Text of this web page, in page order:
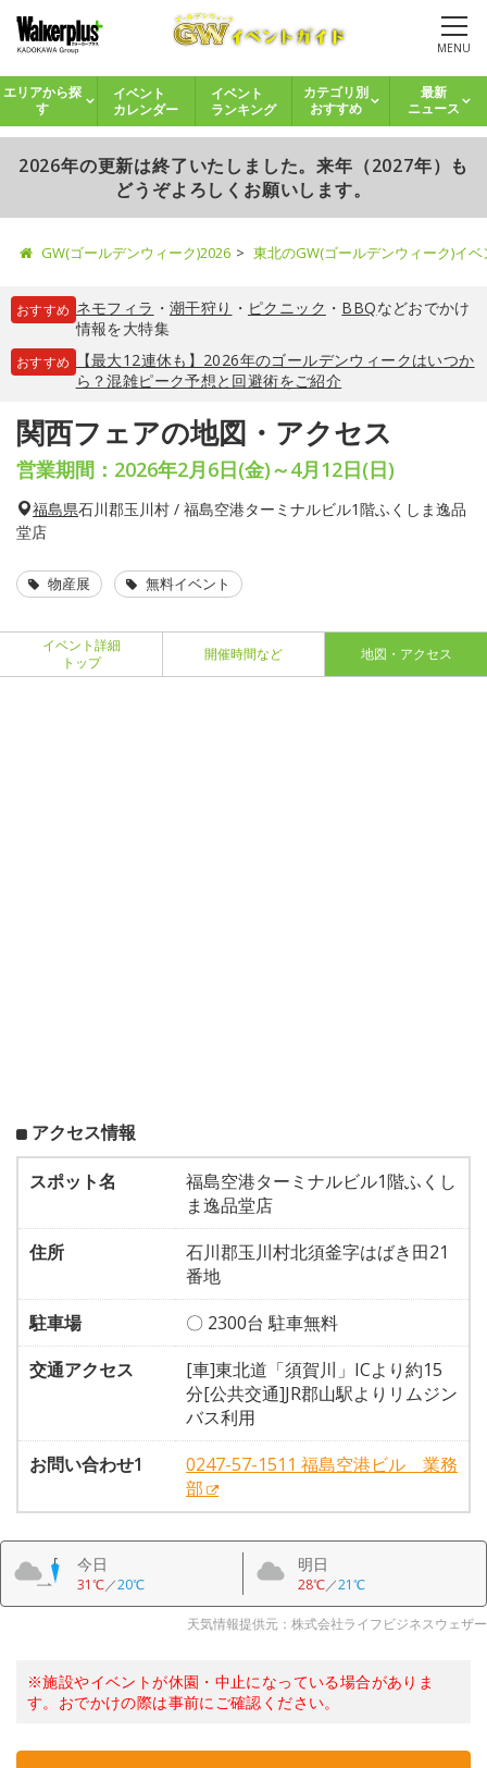
MENU
エリアから探
す
イベント
カレンダー
イベント
ランキング
カテゴリ別
おすすめ
最新
ニュース
2026年の更新は終了いたしました。来年（2027年）も
どうぞよろしくお願いします。
GW(ゴールデンウィーク)2026 東北のGW(ゴールデンウィーク)イ
おすすめ ネモフィラ ・ 潮干狩り ・ ピクニック ・ BBQなどおでかけ
情報を大特集
おすすめ
【最大12連休も】2026年のゴールデンウィークはいつか
ら？混雑ピーク予想と回避術をご紹介
関西フェアの地図・アクセス
営業期間：2026年2月6日(金)～4月12日(日)
福島県石川郡玉川村 / 福島空港ターミナルビル1階ふくしま逸品
堂店
物産展 無料イベント
イベント詳細
トップ
開催時間など 地図・アクセス
アクセス情報
スポット名
福島空港ターミナルビル1階ふくし
ま逸品堂店
住所
石川郡玉川村北須釜字はばき田21
番地
駐車場
〇 2300台 駐車無料
交通アクセス
[車]東北道「須賀川」ICより約15
分[公共交通]JR郡山駅よりリムジン
バス利用
お問い合わせ1
0247-57-1511 福島空港ビル 業務
部
今日
31℃／20℃
明日
28℃／21℃
天気情報提供元：株式会社ライフビジネスウェザー
※施設やイベントが休園・中止になっている場合がありま
す。おでかけの際は事前にご確認ください。